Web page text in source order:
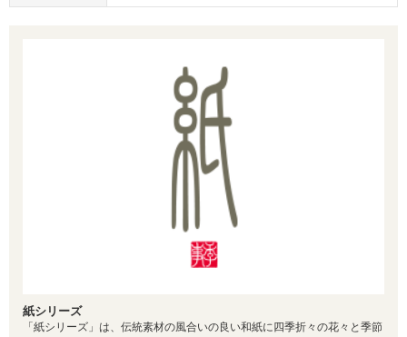
紙シリーズ
「紙シリーズ」は、伝統素材の風合いの良い和紙に四季折々の花々と季節